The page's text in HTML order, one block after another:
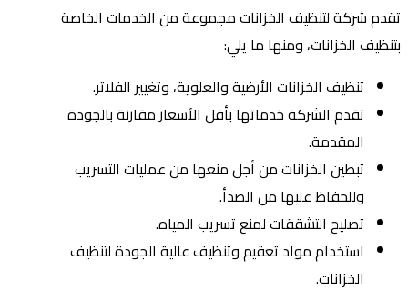
تقدم شركة لتنظيف الخزانات مجموعة من الخدمات الخاصة
بتنظيف الخزانات، ومنها ما يلي:
تنظيف الخزانات الأرضية والعلوية، وتغيير الفلاتر.
تقدم الشركة خدماتها بأقل الأسعار مقارنة بالجودة
المقدمة.
تبطين الخزانات من أجل منعها من عمليات التسريب
وللحفاظ عليها من الصدأ.
تصليح التشققات لمنع تسريب المياه.
استخدام مواد تعقيم وتنظيف عالية الجودة لتنظيف
الخزانات.